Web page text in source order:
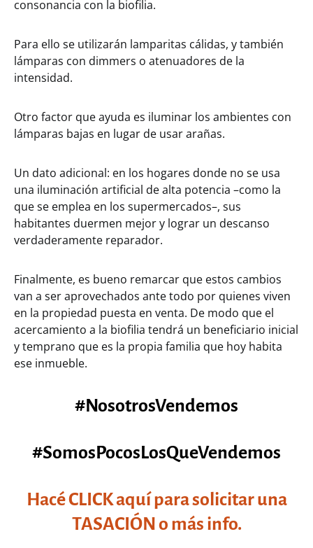
consonancia con la biofilia.
Para ello se utilizarán lamparitas cálidas, y también
lámparas con dimmers o atenuadores de la
intensidad.
Otro factor que ayuda es iluminar los ambientes con
lámparas bajas en lugar de usar arañas.
Un dato adicional: en los hogares donde no se usa
una iluminación artificial de alta potencia –como la
que se emplea en los supermercados–, sus
habitantes duermen mejor y lograr un descanso
verdaderamente reparador.
Finalmente, es bueno remarcar que estos cambios
van a ser aprovechados ante todo por quienes viven
en la propiedad puesta en venta. De modo que el
acercamiento a la biofilia tendrá un beneficiario inicial
y temprano que es la propia familia que hoy habita
ese inmueble.
#NosotrosVendemos
#SomosPocosLosQueVendemos
Hacé CLICK aquí para solicitar una
TASACIÓN o más info.